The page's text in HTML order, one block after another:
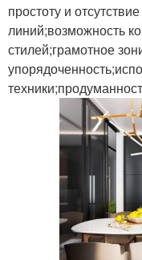
простоту и
линий;возможность
стилей;грамотное